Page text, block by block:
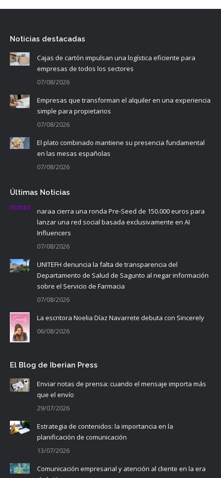
Noticias destacadas
Cajas de cartón impulsan una logística eficiente para
empresas de todos los sectores
07/08/2026
Empresas que transforman el alquiler en una experiencia
simple para propietarios
07/08/2026
El plato combinado mantiene su presencia fundamental
en las mesas españolas
07/08/2026
Últimas Noticias
naraa cierra una ronda Pre-Seed de 150.000 euros para
lanzar una red social basada exclusivamente en AI
Influencers
07/08/2026
UNITEFH denuncia la falta de transparencia del
Departamento de Salud de Sagunto al negar información
sobre el Servicio de Farmacia
07/08/2026
La escritora Noelia Díaz Navarrete debuta con Sincerely
06/08/2026
El Blog de Iberian Press
Enviar notas de prensa: cuando el mensaje importa más
que el envío
29/07/2026
Estrategia de contenidos: la importancia en la
planificación de comunicación
13/07/2026
Comunicación empresarial y atención al cliente en la era